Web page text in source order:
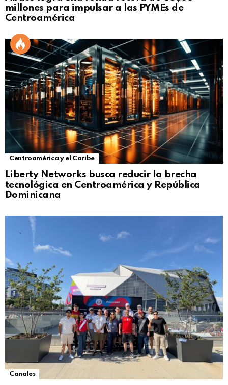
millones para impulsar a las PYMEs de
Centroamérica
Centroamérica y el Caribe
Liberty Networks busca reducir la brecha
tecnológica en Centroamérica y República
Dominicana
Canales